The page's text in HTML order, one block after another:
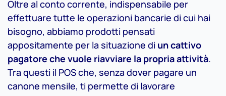
Oltre al conto corrente, indispensabile per
effettuare tutte le operazioni bancarie di cui hai
bisogno, abbiamo prodotti pensati
appositamente per la situazione di un cattivo
pagatore che vuole riavviare la propria attività.
Tra questi il POS che, senza dover pagare un
canone mensile, ti permette di lavorare